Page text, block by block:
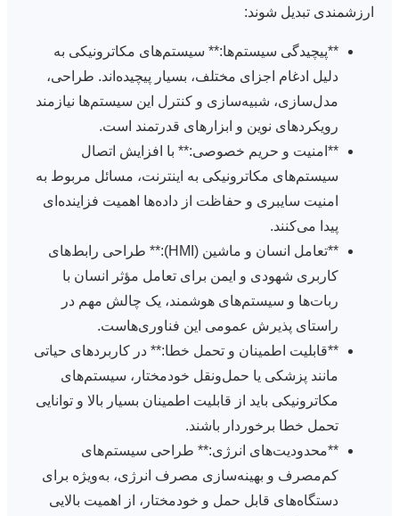
ارزشمندی تبدیل شوند:
**پیچیدگی سیستم‌ها:** سیستم‌های مکاترونیکی به
دلیل ادغام اجزای مختلف، بسیار پیچیده‌اند. طراحی،
مدل‌سازی، شبیه‌سازی و کنترل این سیستم‌ها نیازمند
رویکردهای نوین و ابزارهای قدرتمند است.
**امنیت و حریم خصوصی:** با افزایش اتصال
سیستم‌های مکاترونیکی به اینترنت، مسائل مربوط به
امنیت سایبری و حفاظت از داده‌ها اهمیت فزاینده‌ای
پیدا می‌کنند.
**تعامل انسان و ماشین (HMI):** طراحی رابط‌های
کاربری شهودی و ایمن برای تعامل مؤثر انسان با
ربات‌ها و سیستم‌های هوشمند، یک چالش مهم در
راستای پذیرش عمومی این فناوری‌هاست.
**قابلیت اطمینان و تحمل خطا:** در کاربردهای حیاتی
مانند پزشکی یا حمل‌ونقل خودمختار، سیستم‌های
مکاترونیکی باید از قابلیت اطمینان بسیار بالا و توانایی
تحمل خطا برخوردار باشند.
**محدودیت‌های انرژی:** طراحی سیستم‌های
کم‌مصرف و بهینه‌سازی مصرف انرژی، به‌ویژه برای
دستگاه‌های قابل حمل و خودمختار، از اهمیت بالایی